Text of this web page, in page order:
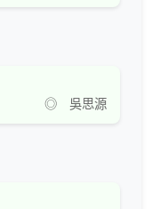
◎ 吳思源